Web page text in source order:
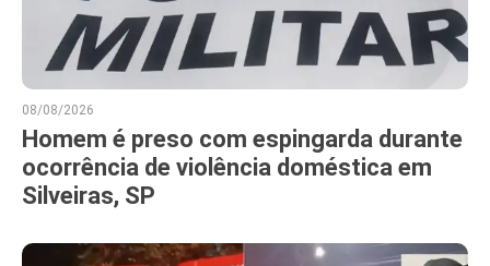
08/08/2026
Homem é preso com espingarda durante
ocorrência de violência doméstica em
Silveiras, SP